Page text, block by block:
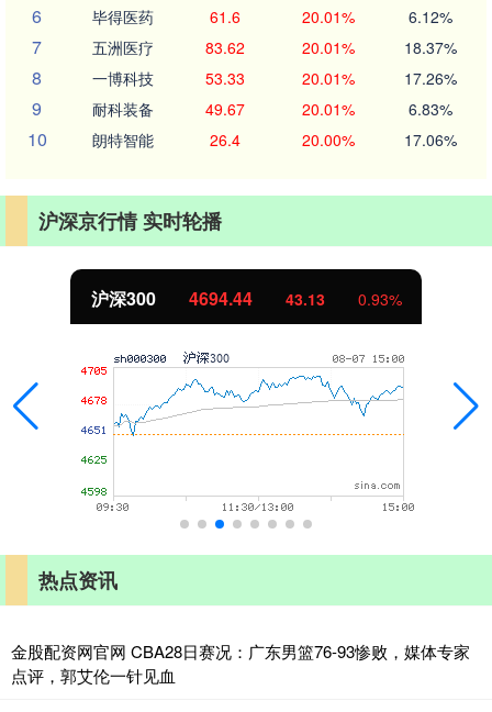
6 毕得医药 61.6 20.01% 6.12%
7 五洲医疗 83.62 20.01% 18.37%
8 一博科技 53.33 20.01% 17.26%
9 耐科装备 49.67 20.01% 6.83%
10 朗特智能 26.4 20.00% 17.06%
沪深京行情 实时轮播
沪深300 4694.44 43.13 0.93%
热点资讯
金股配资网官网 CBA28日赛况：广东男篮76-93惨败，媒体专家
点评，郭艾伦一针见血